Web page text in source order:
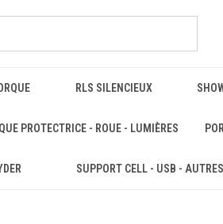
RLS SILENCIEUX
PROTECTRICE - ROUE - LUMIÈRES
SUPPORT CELL - USB - AUTRES